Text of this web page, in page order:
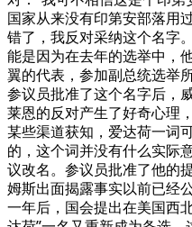
国家从来没有印第安部落
错了，我反对采纳这个名字
能是因为在去年的选举中，
翼的代表，参加副总统选举
参议员批准了这个名字后，
莱恩的反对产生了好奇心理
某些渠道获知，爱达荷一词
的，这个词并没有什么实际
议改名。参议员批准了他的
姆斯出面揭露事实以前已经
一年后，国会提出在美国西